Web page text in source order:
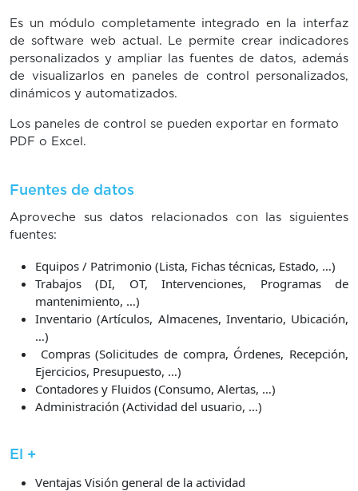
Es un módulo completamente integrado en la interfaz
de software web actual. Le permite crear indicadores
personalizados y ampliar las fuentes de datos, además
de visualizarlos en paneles de control personalizados,
dinámicos y automatizados.
Los paneles de control se pueden exportar en formato
PDF o Excel.
Fuentes de datos
Aproveche sus datos relacionados con las siguientes
fuentes:
Equipos / Patrimonio (Lista, Fichas técnicas, Estado, …)
Trabajos (DI, OT, Intervenciones, Programas de
mantenimiento, …)
Inventario (Artículos, Almacenes, Inventario, Ubicación,
…)
Compras (Solicitudes de compra, Órdenes, Recepción,
Ejercicios, Presupuesto, …)
Contadores y Fluidos (Consumo, Alertas, …)
Administración (Actividad del usuario, …)
El +
Ventajas Visión general de la actividad